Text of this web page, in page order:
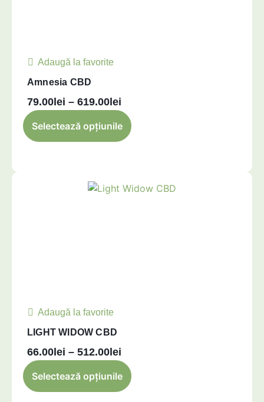
Adaugă la favorite
Amnesia CBD
79.00 lei – 619.00 lei
Selectează opțiunile
Adaugă la favorite
LIGHT WIDOW CBD
66.00 lei – 512.00 lei
Selectează opțiunile